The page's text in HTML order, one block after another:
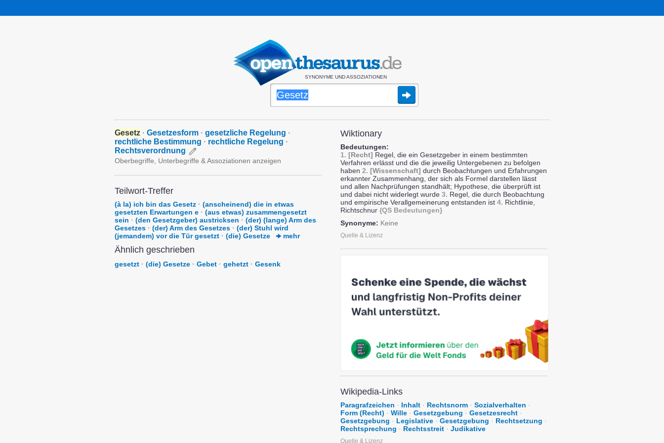
SYNONYME UND ASSOZIATIONEN
Gesetz · Gesetzesform · gesetzliche Regelung ·
rechtliche Bestimmung · rechtliche Regelung ·
Rechtsverordnung
Oberbegriffe, Unterbegriffe & Assoziationen anzeigen
Teilwort-Treffer
(à la) ich bin das Gesetz · (anscheinend) die in etwas
gesetzten Erwartungen e · (aus etwas) zusammengesetzt
sein · (den Gesetzgeber) austricksen · (der) (lange) Arm des
Gesetzes · (der) Arm des Gesetzes · (der) Stuhl wird
(jemandem) vor die Tür gesetzt · (die) Gesetze mehr
Ähnlich geschrieben
gesetzt · (die) Gesetze · Gebet · gehetzt · Gesenk
Wiktionary
Bedeutungen:
1. [Recht] Regel, die ein Gesetzgeber in einem bestimmten
Verfahren erlässt und die die jeweilig Untergebenen zu befolgen
haben 2. [Wissenschaft] durch Beobachtungen und Erfahrungen
erkannter Zusammenhang, der sich als Formel darstellen lässt
und allen Nachprüfungen standhält; Hypothese, die überprüft ist
und dabei nicht widerlegt wurde 3. Regel, die durch Beobachtung
und empirische Verallgemeinerung entstanden ist 4. Richtlinie,
Richtschnur {QS Bedeutungen}
Synonyme: Keine
Quelle & Lizenz
Wikipedia-Links
Paragrafzeichen · Inhalt · Rechtsnorm · Sozialverhalten ·
Form (Recht) · Wille · Gesetzgebung · Gesetzesrecht ·
Gesetzgebung · Legislative · Gesetzgebung · Rechtsetzung ·
Rechtsprechung · Rechtsstreit · Judikative
Quelle & Lizenz